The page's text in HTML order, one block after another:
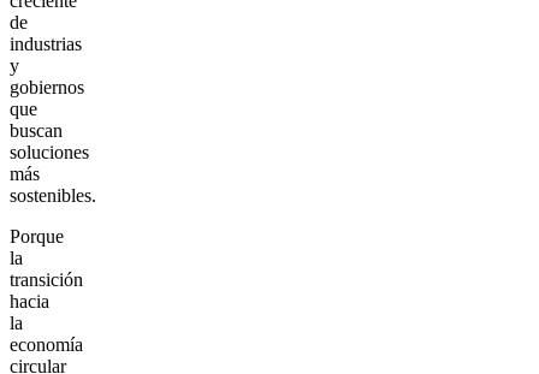
de
industrias
y
gobiernos
que
buscan
soluciones
más
sostenibles.
Porque
la
transición
hacia
la
economía
circular